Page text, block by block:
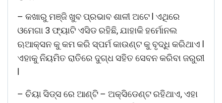
– କଖାରୁ ମଞ୍ଜି ଖୁବ ପ୍ରଭାବ ଶାଳୀ ଅଟେ l ଏଥିରେ
ଓମେଗା 3 ଫ୍ୟାଟି ଏସିଡ ରହିଛି, ଯାହାକି ହର୍ମୋନଲ
ଋଆକ୍ସନ କୁ କମ କରି ସ୍ପର୍ମ କାଉଣ୍ଟ କୁ ବୃଦ୍ଧି କରିଥାଏ l
ଏହାକୁ ନିୟମିତ ରାତିରେ ଦୁଗ୍ଧ ସହିତ ସେବନ କରିବା ଜରୁରୀ
l
– ଚିୟା ସିଡ୍ସ ରେ ଆଣ୍ଟି – ଅକ୍ସିଡେଣ୍ଟ ରହିଥାଏ, ଏହା